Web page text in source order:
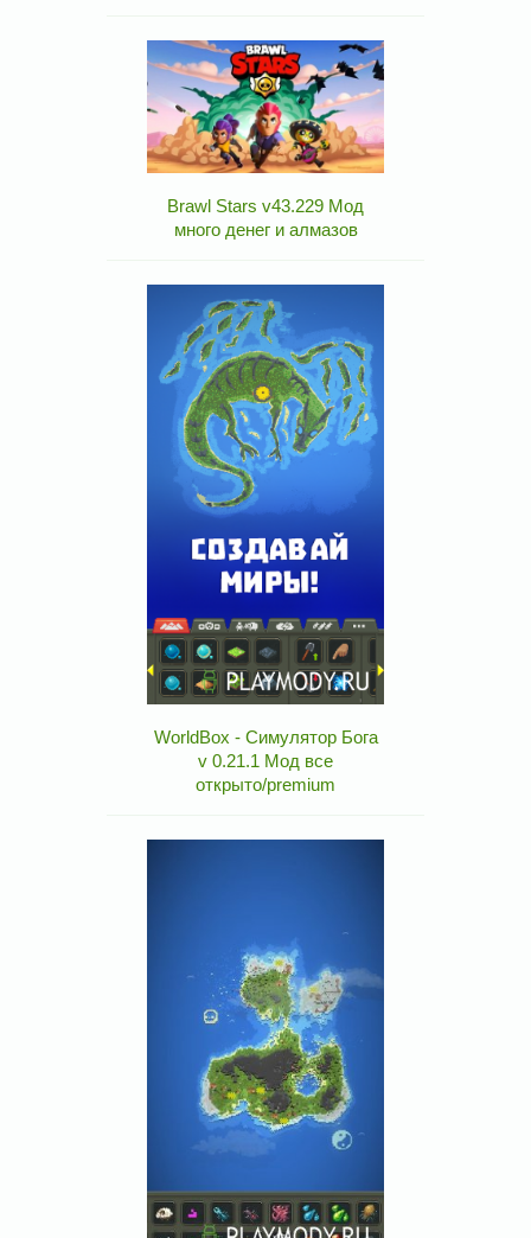
Brawl Stars v43.229 Мод
много денег и алмазов
WorldBox - Симулятор Бога
v 0.21.1 Мод все
открыто/premium